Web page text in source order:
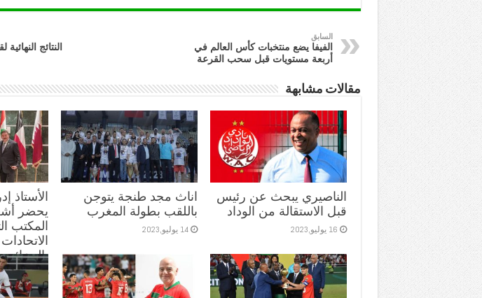
السابق
الفيفا يضع منتخبات كأس العالم في
أربعة مستويات قبل سحب القرعة
مقالات مشابهة
الناصيري يبحث عن رئيس
قبل الاستقالة من الوداد
16 يوليو,2023
اناث مجد طنجة يتوجن
باللقب بطولة المغرب
14 يوليو,2023
الأستاذ
يحضر
المكتب
بالجزائر:
10 يوليو,2023